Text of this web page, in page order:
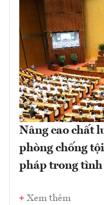
Nâng cao chất
phòng chống
pháp trong
Xem thêm